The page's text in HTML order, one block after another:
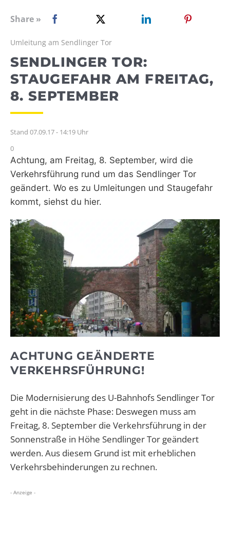
WEBRADIO
Share »
Umleitung am Sendlinger Tor
SENDLINGER TOR:
STAUGEFAHR AM FREITAG,
8. SEPTEMBER
Stand 07.09.17 - 14:19 Uhr
0
Achtung, am Freitag, 8. September, wird die
Verkehrsführung rund um das Sendlinger Tor
geändert. Wo es zu Umleitungen und Staugefahr
kommt, siehst du hier.
ACHTUNG GEÄNDERTE
VERKEHRSFÜHRUNG!
Die Modernisierung des U-Bahnhofs Sendlinger Tor
geht in die nächste Phase: Deswegen muss am
Freitag, 8. September die Verkehrsführung in der
Sonnenstraße in Höhe Sendlinger Tor geändert
werden. Aus diesem Grund ist mit erheblichen
Verkehrsbehinderungen zu rechnen.
- Anzeige -